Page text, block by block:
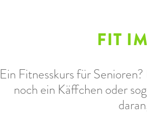
FIT
Ein Fitnesskurs für
noch ein Käffchen oder